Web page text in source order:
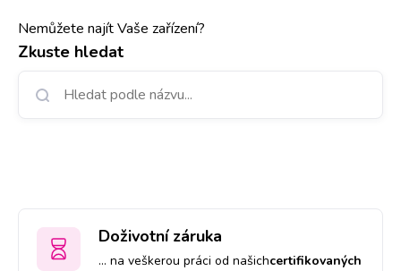
Nemůžete najít Vaše zařízení?
Zkuste hledat
Doživotní záruka
… na veškerou práci od našichcertifikovaných